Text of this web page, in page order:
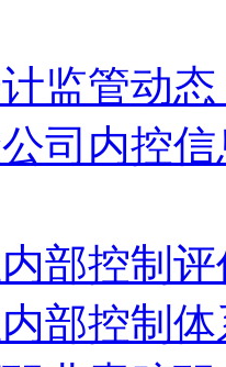
监管动
司内控
部控制
部控制